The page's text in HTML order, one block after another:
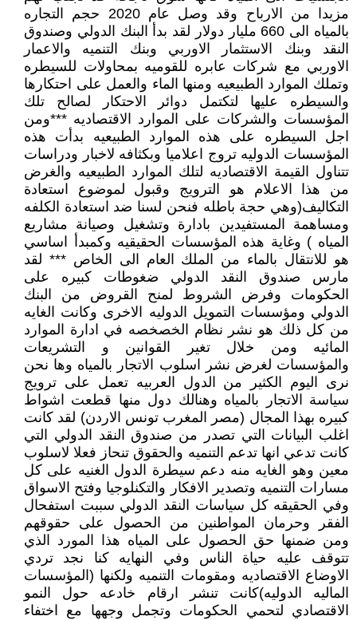
مزيدا من الارباح وقد وصل عام 2020 حجم التجاره
بالمياه الى 660 مليار دولار لقد بدأ البنك الدولي وصندوق
النقد وبنك الاستثمار الاوربي وبنك التنميه والاعمار
الاوربي مع شركات عابره للقوميه بمحاولات للسيطره
وتملك الموارد الطبيعيه ومنها الماء والعمل على احتكارها
والسيطره عليها لتكتمل دوائر الاحتكار لصالح تلك
المؤسسات والشركات على الموارد الاقتصاديه ***ومن
اجل السيطره على هذه الموارد الطبيعيه بدأت هذه
المؤسسات الدوليه تروج اعلاميا وبكثافه لاخبار ودراسات
تتناول القيمة الاقتصاديه لتلك الموارد الطبيعيه والغرض
من هذا الاعلام هو الترويج وقبول لموضوع استعادة
التكاليف(وهي حجة باطله فنحن لسنا ضد استعادة الكلفه
ومساهمة المستفيدين بادارة وتشغيل وصيانة مشاريع
المياه ) وغاية هذه المؤسسات الحقيقيه وكمبدأ اساسي
هو للانتقال بالماء من الملك العام الى الخاص *** لقد
مارس صندوق النقد الدولي ضغوطات كبيره على
الحكومات وفرض الشروط لمنح القروض من البنك
الدولي ومؤسسات التمويل الدوليه الاخرى وكانت الغايه
من كل ذلك هو نشر نظام الخصخصه في ادارة الموارد
المائيه ومن خلال تغير القوانين و التشريعات
والمؤسسات لغرض نشر اسلوب الاتجار بالمياه وها نحن
نرى اليوم الكثير من الدول العربيه تعمل على ترويج
سياسة الاتجار بالمياه وهنالك دول منها قطعت اشواط
كبيره بهذا المجال (مصر المغرب تونس الاردن) لقد كانت
اغلب البيانات التي تصدر من صندوق النقد الدولي التي
كانت تدعي انها تدعم التنميه والحقوق تنحاز فعلا لاسلوب
معين وهو الغايه منه دعم سيطرة الدول الغنيه على كل
مسارات التنميه وتصدير الافكار والتكنلوجيا وفتح الاسواق
وفي الحقيقه كل سياسات النقد الدولي سببت استفحال
الفقر وحرمان المواطنين من الحصول على حقوقهم
ومن ضمنها حق الحصول على المياه هذا المورد الذي
تتوقف عليه حياة الناس وفي النهايه كنا نجد تردي
الاوضاع الاقتصاديه ومقومات التنميه ولكنها (المؤسسات
الماليه الدوليه)كانت تنشر ارقام خادعه حول النمو
الاقتصادي لتحمي الحكومات وتجمل وجهها مع اختفاء